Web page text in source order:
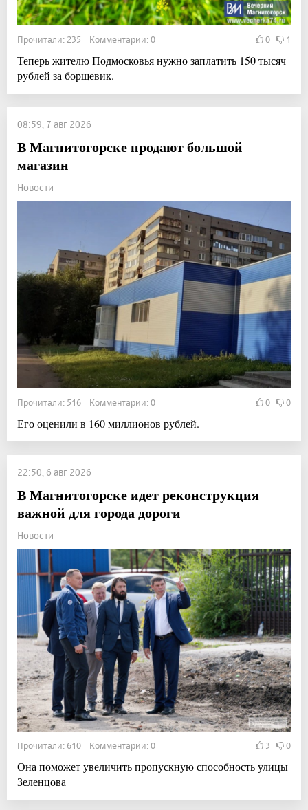
Прочитали: 235 Комментарии: 0 0 1
Теперь жителю Подмосковья нужно заплатить 150 тысяч
рублей за борщевик.
08:59, 7 авг 2026
В Магнитогорске продают большой
магазин
Новости
Прочитали: 516 Комментарии: 0 0 0
Его оценили в 160 миллионов рублей.
22:50, 6 авг 2026
В Магнитогорске идет реконструкция
важной для города дороги
Новости
Прочитали: 610 Комментарии: 0 3 0
Она поможет увеличить пропускную способность улицы
Зеленцова